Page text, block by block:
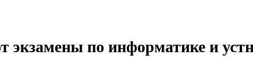
экзамены по информатике и